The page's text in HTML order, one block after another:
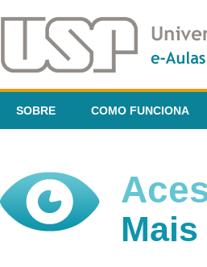
SOBRE COMO FUNCIONA